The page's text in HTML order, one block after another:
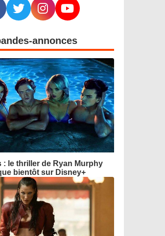
annonces
: le thriller de Ryan Murphy
bientôt sur Disney+